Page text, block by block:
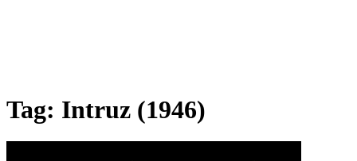
Tag: Intruz (1946)